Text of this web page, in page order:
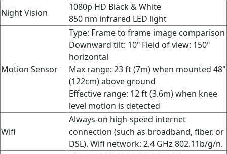
Night Vision
1080p HD Black & White
850 nm infrared LED light
Motion Sensor
Type: Frame to frame image comparison
Downward tilt: 10º Field of view: 150º
horizontal
Max range: 23 ft (7m) when mounted 48"
(122cm) above ground
Effective range: 12 ft (3.6m) when knee
level motion is detected
Wifi
Always-on high-speed internet
connection (such as broadband, fiber, or
DSL). Wifi network: 2.4 GHz 802.11b/g/n.